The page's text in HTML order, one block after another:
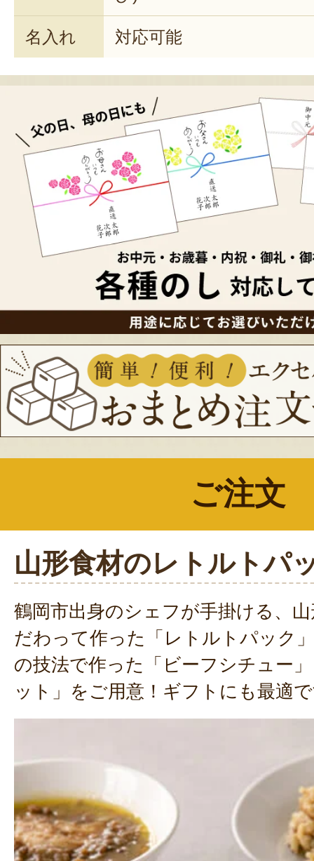
名入れ 対応可能
ご注文
山形食材のレトルトパ
鶴岡市出身のシェフが手掛ける、
だわって作った「レトルトパック
の技法で作った「ビーフシチュー
ット」をご用意！ギフトにも最適